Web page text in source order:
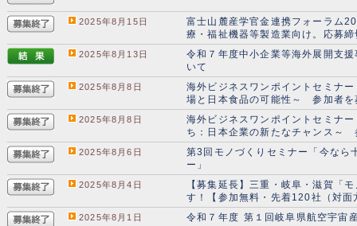
2025年8月15日
富士山麓産学官金連携フォーラム
療・福祉機器等製造業向け。応募
2025年8月13日
令和７年度中小企業等海外展開支
いて
2025年8月8日
海外ビジネスワンポイントセミナ
場と日本食品の可能性～ 参加者を
2025年8月8日
海外ビジネスワンポイントセミナ
ち：日本企業の新たなチャンス～
2025年8月6日
第3回モノづくりセミナー「今なら
ー」
2025年8月4日
【募集延長】三重・岐阜・滋賀
す！【参加無料・先着120社（対面
2025年8月1日 令和７年度 第１回岐阜県航空宇宙